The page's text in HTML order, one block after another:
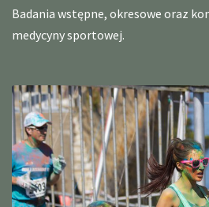
Badania wstępne, okresowe oraz
medycyny sportowej.